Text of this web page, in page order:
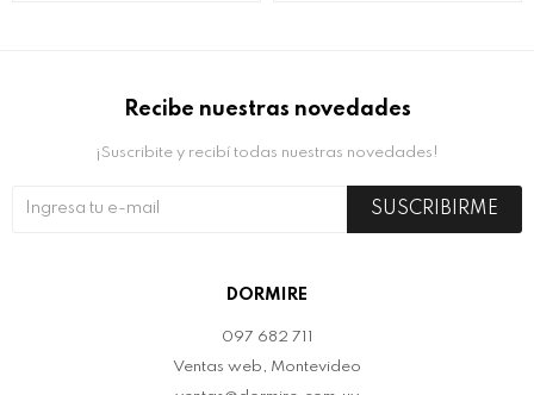
DORMIRE
097 682 711
Ventas web, Montevideo
Recibe nuestras novedades
¡Suscribite y recibí todas nuestras novedades!
SUSCRIBIRME